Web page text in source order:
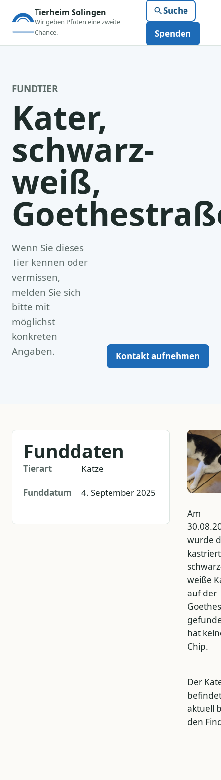
Tierheim Solingen
Wir geben Pfoten eine zweite
Chance.
Suche
Spenden
FUNDTIER
Kater,
schwarz-
weiß,
Wenn Sie dieses
Tier kennen oder
vermissen,
melden Sie sich
bitte mit
möglichst
konkreten
Angaben.
Kontakt aufnehmen
Funddaten
Tierart Katze
Funddatum
4. September 2025
Am
wurde
weiße
auf der
hat
Chip.
Der
aktuell
den